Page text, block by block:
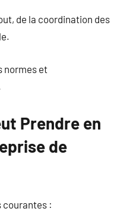
de la coordination des
normes et
Prendre en
de
courantes :